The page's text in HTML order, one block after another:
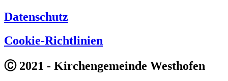
Datenschutz
Cookie-Richtlinien
Ⓒ 2021 - Kirchengemeinde Westhofen